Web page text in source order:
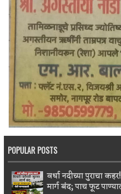
POPULAR POSTS
वर्धा नदीच्या पुराचा
मार्ग बंद; पाच फूट